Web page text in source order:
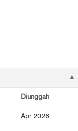
Diunggah
Apr 2026